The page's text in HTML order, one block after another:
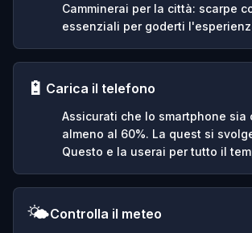
Camminerai per la città: scarpe
essenziali per goderti
🔋 Carica il telefono
Assicurati che lo smartphone sia
almeno al 60%. La quest si
Questo e la userai per tutto il
🌤️Controlla il meteo